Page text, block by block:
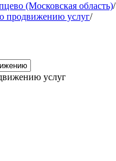
(Московская область)/
продвижению услуг/
услуг